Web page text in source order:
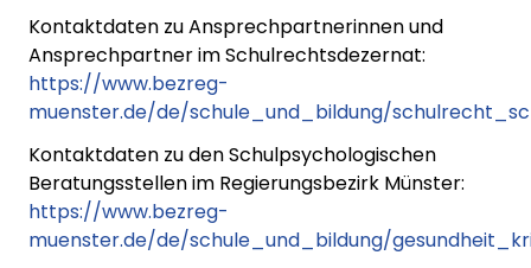
Kontaktdaten zu Ansprechpartnerinnen und
Ansprechpartner im Schulrechtsdezernat:
https://www.bezreg-
muenster.de/de/schule_und_bildung/
Kontaktdaten zu den Schulpsychologischen
Beratungsstellen im Regierungsbezirk Münster:
https://www.bezreg-
muenster.de/de/schule_und_bildung/